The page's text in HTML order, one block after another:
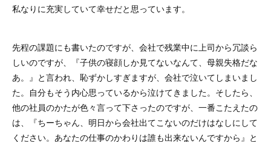
私なりに充実していて幸せだと思っています。
先程の課題にも書いたのですが、会社で残業中に上司から冗談ら
しいのですが、『子供の寝顔しか見てないなんて、母親失格だな
あ。』と言われ、恥ずかしすぎますが、会社で泣いてしまいまし
た。自分もそう内心思っているから泣けてきました。そしたら、
他の社員のかたが色々言って下さったのですが、一番こたえたの
は、『ちーちゃん、明日から会社出てこないのだけはなしにして
ください。あなたの仕事のかわりは誰も出来ないんですから』と